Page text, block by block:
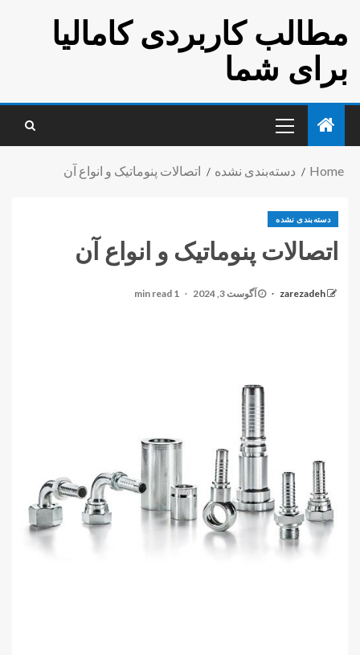
مطالب کاربردی کامالیا
برای شما
Home دسته‌بندی نشده اتصالات پنوماتیک و انواع آن
دسته‌بندی نشده
اتصالات پنوماتیک و انواع آن
zarezadeh آگوست 3, 2024 1 min read